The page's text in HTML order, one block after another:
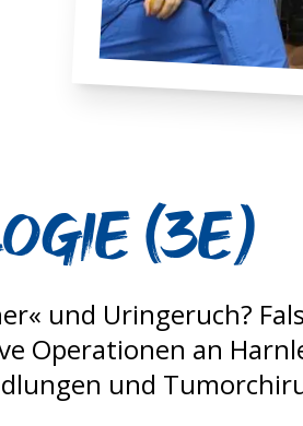
(3E)
und Uringeruch?
Operationen an
und